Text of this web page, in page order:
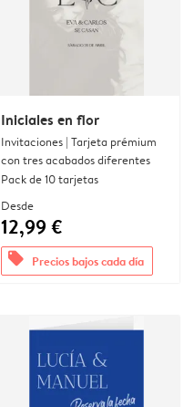
Iniciales en flor
Invitaciones | Tarjeta prémium
con tres acabados diferentes
Pack de 10 tarjetas
Desde
12,99 €
offers Precios bajos cada día